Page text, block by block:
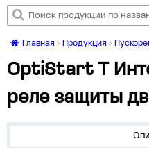
Главная Продукция
OptiStart T
реле защиты